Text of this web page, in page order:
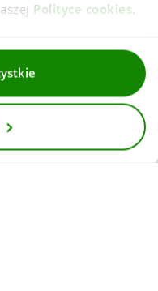
Polityce cookies.